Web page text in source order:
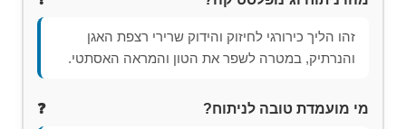
זהו הליך כירורגי לחיזוק והידוק שרירי רצפת האגן
והנרתיק, במטרה לשפר את הטון והמראה האסתטי.
מי מועמדת טובה לניתוח?